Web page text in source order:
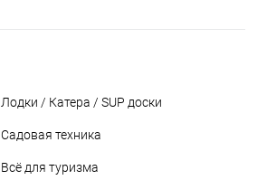
Лодки / Катера / SUP доски
Садовая техника
Всё для туризма